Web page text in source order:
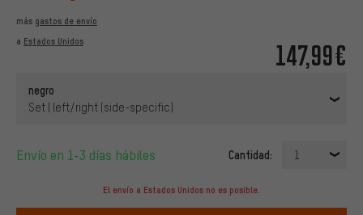
147,99€
más gastos de envío
a Estados Unidos
negro
Set | left/right (side-specific)
Envío en 1-3 días hábiles Cantidad: 1
El envío a Estados Unidos no es posible.